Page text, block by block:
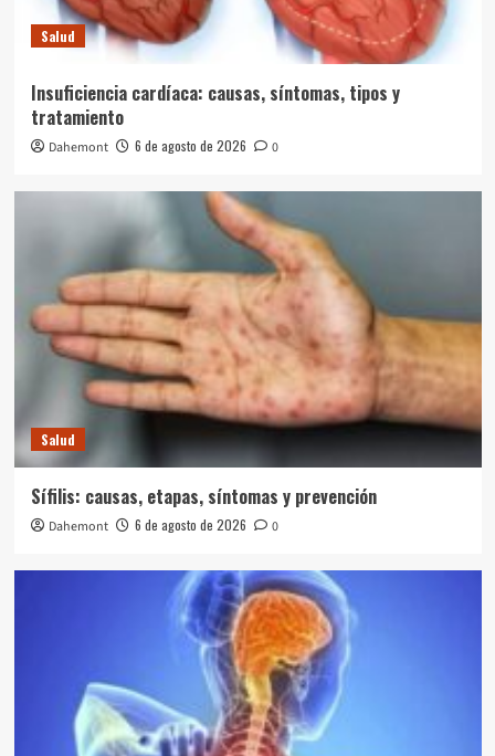
Salud
Insuficiencia cardíaca: causas, síntomas, tipos y
tratamiento
Dahemont 6 de agosto de 2026 0
Salud
Sífilis: causas, etapas, síntomas y prevención
Dahemont 6 de agosto de 2026 0